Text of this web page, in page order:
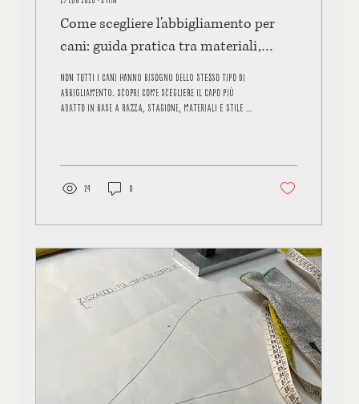
Come scegliere l'abbigliamento per
cani: guida pratica tra materiali,
vestibilità e stagioni
Non tutti i cani hanno bisogno dello stesso tipo di
abbigliamento. Scopri come scegliere il capo più
adatto in base a razza, stagione, materiali e stile di
24 0